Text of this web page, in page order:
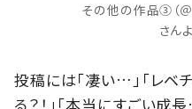
その他の作品③（
さん
投稿には「凄い…」「レベチ
る？！」「本当にすごい成